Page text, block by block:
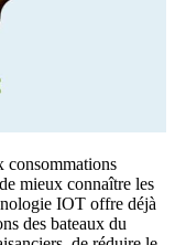
consommations
mieux connaître les
IOT offre déjà
des bateaux du